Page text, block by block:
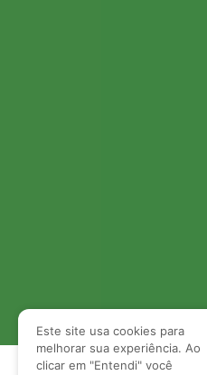
Este site usa cookies para
melhorar sua experiência. Ao
clicar em "Entendi" você